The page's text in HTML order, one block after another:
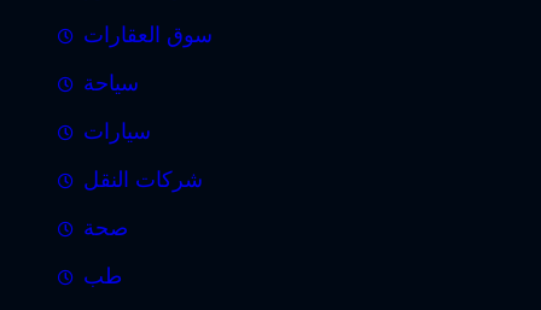
سوق العقارات
سياحة
سيارات
شركات النقل
صحة
طب